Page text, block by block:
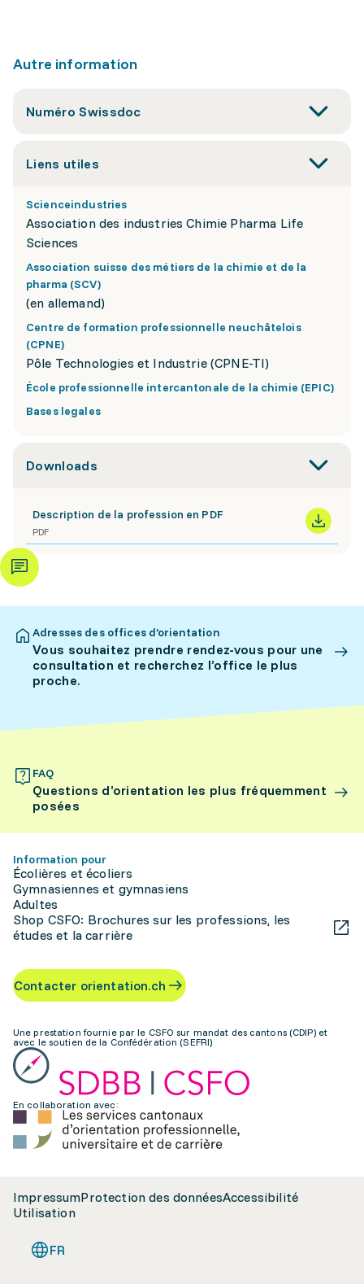
Autre information
Numéro Swissdoc
Liens utiles
Scienceindustries
Association des industries Chimie Pharma Life
Sciences
Association suisse des métiers de la chimie et de la
pharma (SCV)
(en allemand)
Centre de formation professionnelle neuchâtelois
(CPNE)
Pôle Technologies et Industrie (CPNE-TI)
École professionnelle intercantonale de la chimie (EPIC)
Bases legales
Downloads
Description de la profession en PDF
PDF
Adresses des offices d’orientation
Vous souhaitez prendre rendez-vous pour une
consultation et recherchez l’office le plus
proche.
FAQ
Questions d’orientation les plus fréquemment
posées
Information pour
Écolières et écoliers
Gymnasiennes et gymnasiens
Adultes
Shop CSFO: Brochures sur les professions, les
études et la carrière
Contacter orientation.ch
Une prestation fournie par le CSFO sur mandat des cantons (CDIP) et
avec le soutien de la Confédération (SEFRI)
En collaboration avec:
ImpressumProtection des donnéesAccessibilité
Utilisation
FR